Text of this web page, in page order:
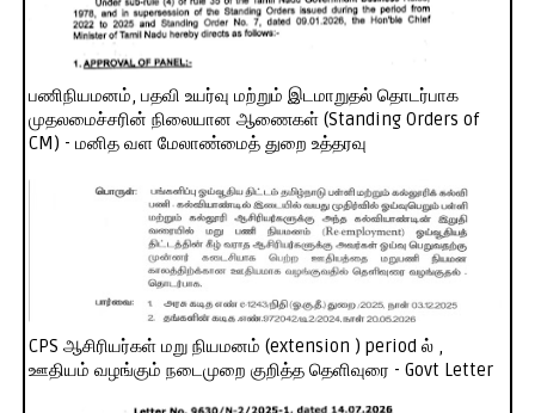
பணிநியமனம், பதவி உயர்வு மற்றும் இடமாறுதல் தொடர்பாக
முதலமைச்சரின் நிலையான ஆணைகள் (Standing Orders of
CM) - மனித வள மேலாண்மைத் துறை உத்தரவு
CPS ஆசிரியர்கள் மறு நியமனம் (extension ) period ல் ,
ஊதியம் வழங்கும் நடைமுறை குறித்த தெளிவுரை - Govt Letter